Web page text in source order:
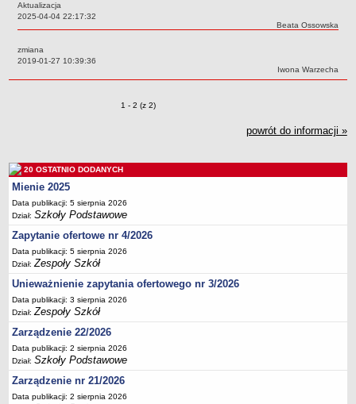
ARCHIWUM SZKÓŁ I PLACÓWEK
Wielofunkcyjna Placówka
SPECJALNE OŚRODKI SZKOLNO-WYCHOWAWCZE
Specjalny Ośrodek nr 1
Statut
Majątek
Godziny dyżurów
Ogłoszenie
Zarządzenia
Kontrole
Rejestry, ewidencje, archiwa
Sprawozdania
Deklaracja dostępności
PORADNIE PSYCHOLOGICZNO-PEDAGOGICZNE
Zespół Poradni
BIURO FINANSÓW OŚWIATY
Aktualizacja
Data:
2025-04-04 22:17:32
Autor:
Beata Ossowska
zmiana
Data:
2019-01-27 10:39:36
Autor:
Iwona Warzecha
Zmiany o pozycjach
1 - 2 (z 2)
powrót do informacji »
20 OSTATNIO DODANYCH
Mienie 2025
Data publikacji: 5 sierpnia 2026
Dział:Szkoły Podstawowe
Zapytanie ofertowe nr 4/2026
Data publikacji: 5 sierpnia 2026
Dział:Zespoły Szkół
Unieważnienie zapytania ofertowego nr 3/2026
Data publikacji: 3 sierpnia 2026
Dział:Zespoły Szkół
Zarządzenie 22/2026
Data publikacji: 2 sierpnia 2026
Dział:Szkoły Podstawowe
Zarządzenie nr 21/2026
Data publikacji: 2 sierpnia 2026